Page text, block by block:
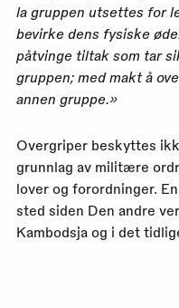
la gruppen utsettes for
bevirke dens fysiske
påtvinge tiltak som tar
gruppen; med makt å
annen gruppe.»
Overgriper beskyttes
grunnlag av militære
lover og forordninger.
sted siden Den andre
Kambodsja og i det